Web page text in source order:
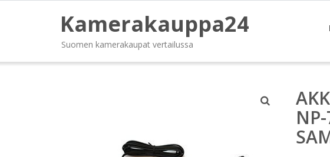
Kamerakauppa24
Suomen kamerakaupat vertailussa